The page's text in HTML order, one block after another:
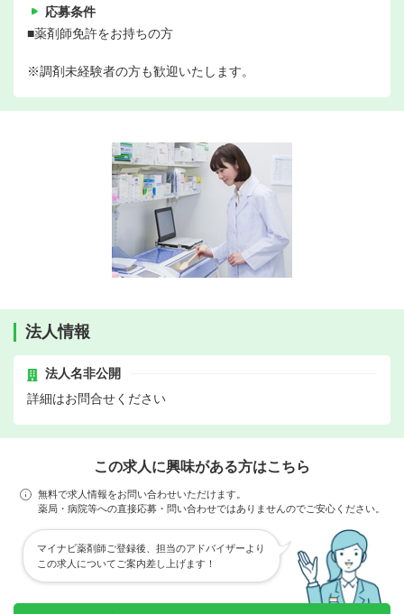
応募条件
■薬剤師免許をお持ちの方
※調剤未経験者の方も歓迎いたします。
法人情報
法人名非公開
詳細はお問合せください
この求人に興味がある方はこちら
無料で求人情報をお問い合わせいただけます。
薬局・病院等への直接応募・問い合わせではありませんのでご安心ください。
マイナビ薬剤師ご登録後、担当のアドバイザーより
この求人についてご案内差し上げます！